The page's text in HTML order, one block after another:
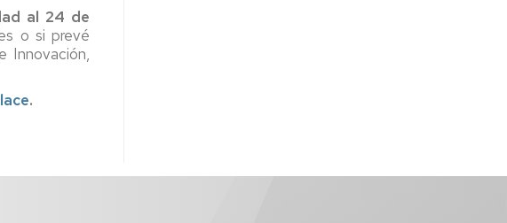
al 24 de
o si prevé
Innovación,
.